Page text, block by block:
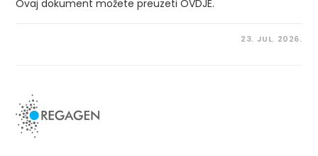
Ovaj dokument možete preuzeti OVDJE.
23. JUL. 2026.